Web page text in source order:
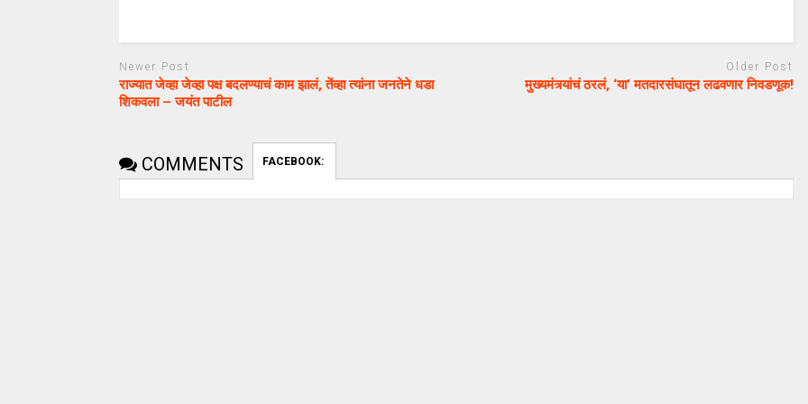
Newer Post
राज्यात जेव्हा जेव्हा पक्ष बदलण्याचं काम झालं, तेंव्हा त्यांना जनतेने धडा
शिकवला – जयंत पाटील
Older Post
मुख्यमंत्र्यांचं ठरलं, ‘या’ मतदारसंघातून लढवणार निवडणूक!
COMMENTS FACEBOOK: